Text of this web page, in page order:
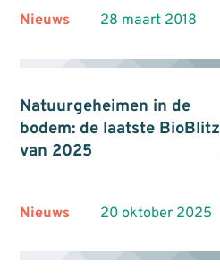
Nieuws 28 maart 2018
Natuurgeheimen in de
bodem: de laatste BioBlitz
van 2025
Nieuws 20 oktober 2025